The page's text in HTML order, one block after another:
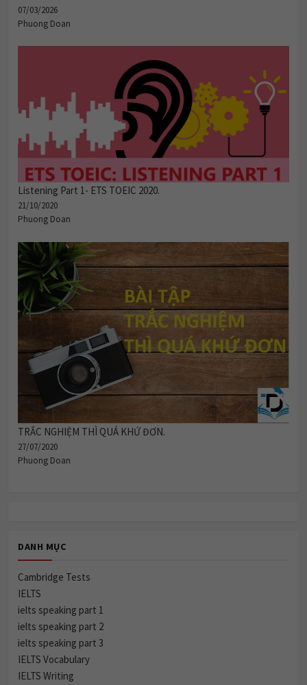
07/03/2026
Phuong Doan
Listening Part 1- ETS TOEIC 2020.
21/10/2020
Phuong Doan
TRẮC NGHIỆM THÌ QUÁ KHỨ ĐƠN.
27/07/2020
Phuong Doan
DANH MỤC
Cambridge Tests
IELTS
ielts speaking part 1
ielts speaking part 2
ielts speaking part 3
IELTS Vocabulary
IELTS Writing